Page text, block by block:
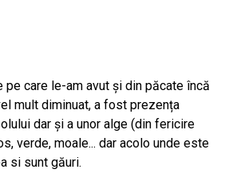
pe care le-am avut și din păcate încă
mult diminuat, a fost prezența
dar și a unor alge (din fericire
verde, moale... dar acolo unde este
si sunt găuri.